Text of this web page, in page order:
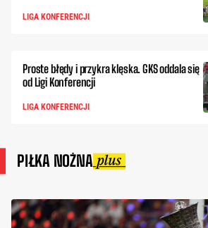
LIGA KONFERENCJI
Proste błędy i przykra klęska. GKS oddala się
od Ligi Konferencji
LIGA KONFERENCJI
PIŁKA NOŻNA